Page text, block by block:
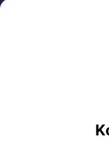
Тел: